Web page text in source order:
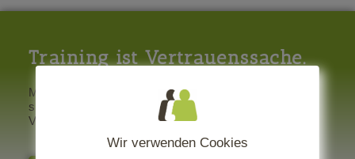
Training ist Vertrauenssache.
Mit unserer Unterstützung entwickeln Sie
starke Führungskräfte und steigern Ihren
Vertriebserfolg nachhaltig.
Wir verwenden Cookies